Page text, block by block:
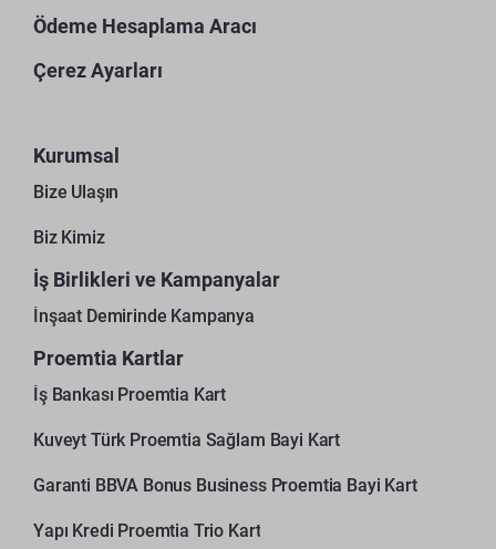
Ödeme Hesaplama Aracı
Çerez Ayarları
Kurumsal
Bize Ulaşın
Biz Kimiz
İş Birlikleri ve Kampanyalar
İnşaat Demirinde Kampanya
Proemtia Kartlar
İş Bankası Proemtia Kart
Kuveyt Türk Proemtia Sağlam Bayi Kart
Garanti BBVA Bonus Business Proemtia Bayi Kart
Yapı Kredi Proemtia Trio Kart